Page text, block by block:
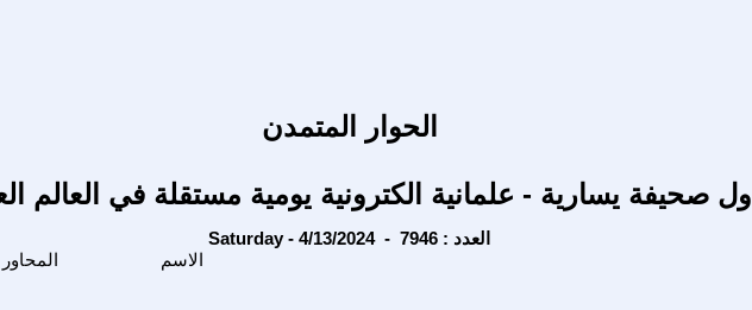
الحوار المتمدن
اول صحيفة يسارية - علمانية الكترونية يومية مستقلة في العالم
Saturday - 4/13/2024 - العدد : 7946
الاسم